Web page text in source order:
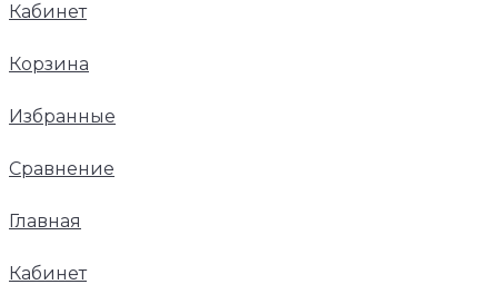
Кабинет
Корзина
Избранные
Сравнение
Главная
Кабинет